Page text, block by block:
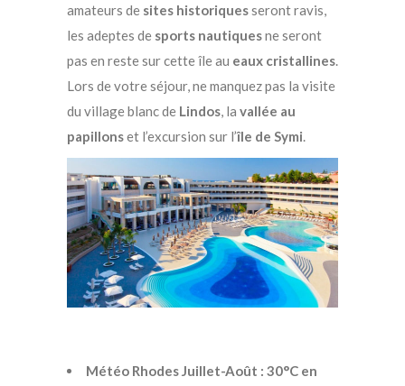
amateurs de sites historiquesseront ravis,
les adeptes de sports nautiquesne seront
pas en reste sur cette île au eaux cristallines.
Lors de votre séjour, ne manquez pas la visite
du village blanc de Lindos, la vallée au
papillonset l’excursion sur l’île de Symi.
Météo Rhodes Juillet-Août : 30°C en